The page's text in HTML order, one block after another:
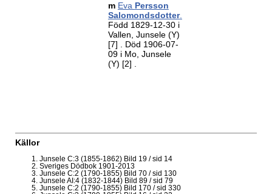
m Eva Persson
Salomondsdotter.
Född 1829-12-30 i
Vallen, Junsele (Y)
[7]
. Död 1906-07-
09 i Mo, Junsele
(Y) [2]
Källor
Junsele C:3 (1855-1862) Bild 19 / sid 14
Sveriges Dödbok 1901-2013
Junsele C:2 (1790-1855) Bild 70 / sid 130
Junsele AI:4 (1832-1844) Bild 89 / sid 79
Junsele C:2 (1790-1855) Bild 170 / sid 330